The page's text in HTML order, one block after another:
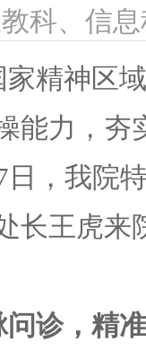
科、信
精神区域
能力，夯
日，我院
长王虎来
问诊，